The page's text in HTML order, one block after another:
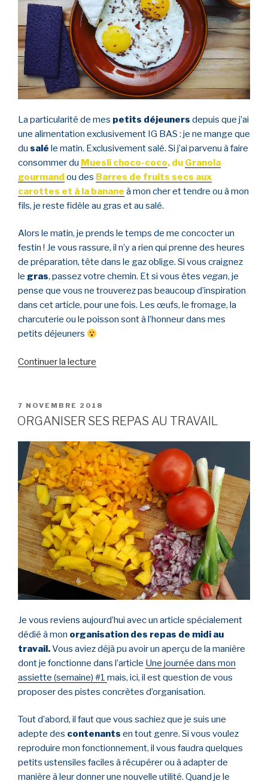
La particularité de mes petits déjeuners depuis que j’ai
une alimentation exclusivement IG BAS : je ne mange que
du salé le matin. Exclusivement salé. Si j’ai parvenu à faire
consommer du Muesli choco-coco, du Granola
gourmand ou des Barres de fruits secs aux
carottes et à la banane à mon cher et tendre ou à mon
fils, je reste fidèle au gras et au salé.
Alors le matin, je prends le temps de me concocter un
festin ! Je vous rassure, il n’y a rien qui prenne des heures
de préparation, tête dans le gaz oblige. Si vous craignez
le gras, passez votre chemin. Et si vous êtes vegan, je
pense que vous ne trouverez pas beaucoup d’inspiration
dans cet article, pour une fois. Les œufs, le fromage, la
charcuterie ou le poisson sont à l’honneur dans mes
petits déjeuners
Continuer la lecture
DEJ
SALES
UNE
JOURNÉE
DANS
MON
ASSIETTE
#2 »
PUBLIÉ
LE
7 NOVEMBRE 2018
ORGANISER SES REPAS AU TRAVAIL
Je vous reviens aujourd’hui avec un article spécialement
dédié à mon organisation des repas de midi au
travail.Vous aviez déjà pu avoir un aperçu de la manière
dont je fonctionne dans l’article Une journée dans mon
assiette (semaine) #1 mais, ici, il est question de vous
proposer des pistes concrètes d’organisation.
Tout d’abord, il faut que vous sachiez que je suis une
adepte des contenants en tout genre. Si vous voulez
reproduire mon fonctionnement, il vous faudra quelques
petits ustensiles faciles à récupérer ou à adapter de
manière à leur donner une nouvelle utilité. Quand je le